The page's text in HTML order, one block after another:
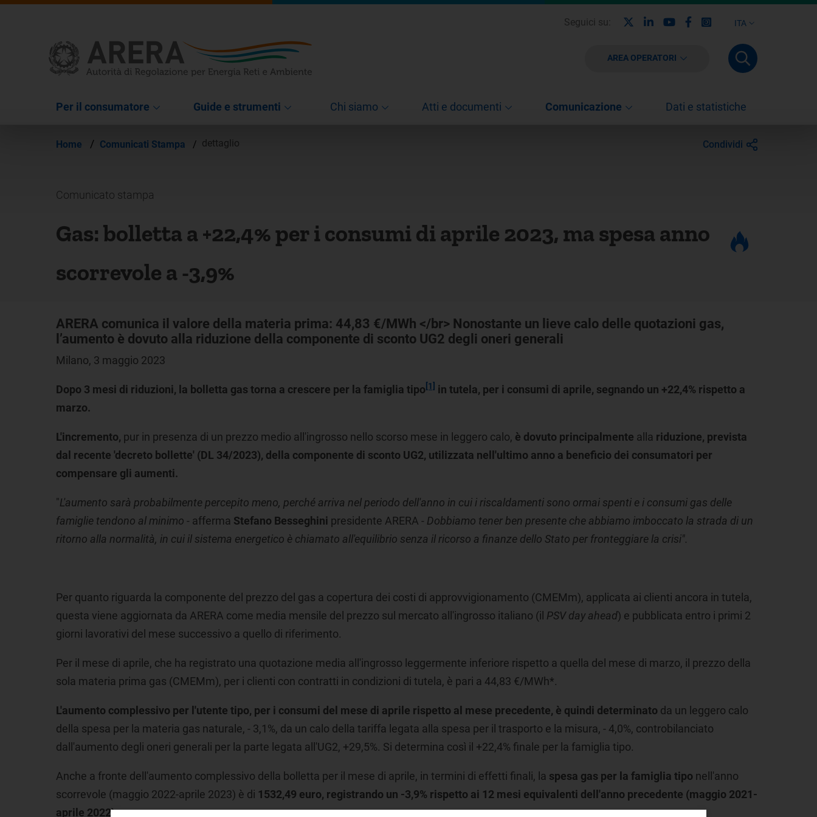
ITA
Seguici su: LinkedinYoutubeFacebook
Instagram
AREA OPERATORI
Per il consumatore Guide e strumenti Chi siamo Atti e documenti Comunicazione Dati e statistiche
Home / Comunicati Stampa / dettaglio Condividi
Comunicato stampa
Gas: bolletta a +22,4% per i consumi di aprile 2023, ma spesa anno
scorrevole a -3,9%
ARERA comunica il valore della materia prima: 44,83 €/MWh </br> Nonostante un lieve calo delle quotazioni gas,
l’aumento è dovuto alla riduzione della componente di sconto UG2 degli oneri generali
Milano, 3 maggio 2023
Dopo 3 mesi di riduzioni, la bolletta gas torna a crescere per la famiglia tipo [1] in tutela, per i consumi di aprile, segnando un +22,4% rispetto a
marzo.
L'incremento, pur in presenza di un prezzo medio all'ingrosso nello scorso mese in leggero calo, è dovuto principalmente alla riduzione, prevista
dal recente 'decreto bollette' (DL 34/2023), della componente di sconto UG2, utilizzata nell'ultimo anno a beneficio dei consumatori per
compensare gli aumenti.
"L'aumento sarà probabilmente percepito meno, perché arriva nel periodo dell'anno in cui i riscaldamenti sono ormai spenti e i consumi gas delle
famiglie tendono al minimo - afferma Stefano Besseghini presidente ARERA - Dobbiamo tener ben presente che abbiamo imboccato la strada di un
ritorno alla normalità, in cui il sistema energetico è chiamato all'equilibrio senza il ricorso a finanze dello Stato per fronteggiare la crisi".
Per quanto riguarda la componente del prezzo del gas a copertura dei costi di approvvigionamento (CMEMm), applicata ai clienti ancora in tutela,
questa viene aggiornata da ARERA come media mensile del prezzo sul mercato all'ingrosso italiano (il PSV day ahead) e pubblicata entro i primi 2
giorni lavorativi del mese successivo a quello di riferimento.
Per il mese di aprile, che ha registrato una quotazione media all'ingrosso leggermente inferiore rispetto a quella del mese di marzo, il prezzo della
sola materia prima gas (CMEMm), per i clienti con contratti in condizioni di tutela, è pari a 44,83 €/MWh*.
L'aumento complessivo per l'utente tipo, per i consumi del mese di aprile rispetto al mese precedente, è quindi determinato da un leggero calo
della spesa per la materia gas naturale, - 3,1%, da un calo della tariffa legata alla spesa per il trasporto e la misura, - 4,0%, controbilanciato
dall'aumento degli oneri generali per la parte legata all'UG2, +29,5%. Si determina così il +22,4% finale per la famiglia tipo.
Anche a fronte dell'aumento complessivo della bolletta per il mese di aprile, in termini di effetti finali, la spesa gas per la famiglia tipo nell'anno
scorrevole (maggio 2022-aprile 2023) è di 1532,49 euro, registrando un -3,9% rispetto ai 12 mesi equivalenti dell'anno precedente (maggio 2021-
aprile 2022).